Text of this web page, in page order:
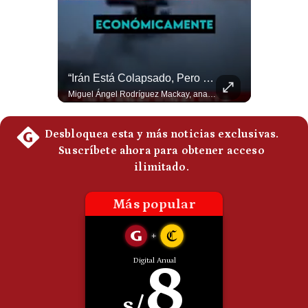
Preguntas
“Irán Está Colapsado, Pero EE.UU. Parece Desesperado” | #radar24
Miguel Ángel Rodríguez Mackay, analista internacional, sostiene que las negociaciones fueron impulsadas por Irán y no por Estados Unidos. Según su análisis, Teherán estaría debilitado militar y económicamente, aunque la narrativa internacional presenta a Trump como el líder desesperado por terminar una guerra que no puede ganar. #Geopolitica #Iran #DonaldTrump #RodriguezMackay #EEUU #NoticiasInternacionales #PoliticaInternacional #AnalisisGeopolitico #Shorts 👉 Suscríbete y activa la campana para no perderte nuestro análisis diario. 🌎 Síguenos en nuestras redes sociales: 📌 Web oficial: https://gestion.pe/mundo/ 📌 LinkedIn: http://bit.ly/3HYIET0 📌 X (Twitter): http://bit.ly/4noZtX9 📌 TikTok: http://bit.ly/4evB6TO